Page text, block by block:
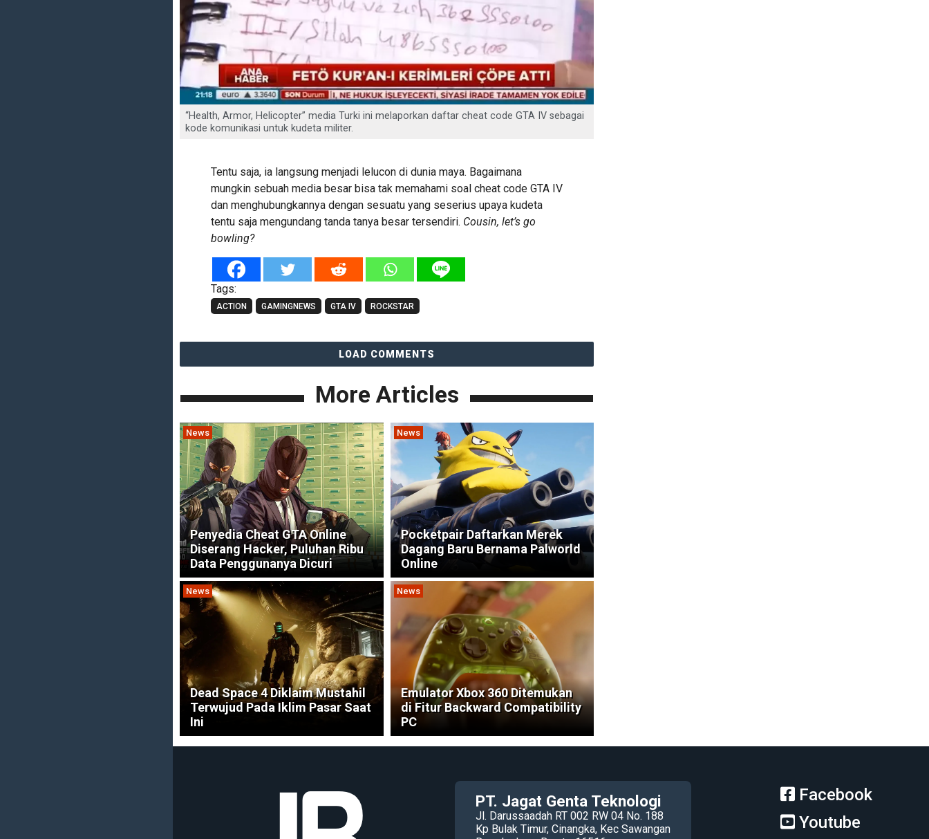
“Health, Armor, Helicopter” media Turki ini melaporkan daftar cheat code GTA IV sebagai
kode komunikasi untuk kudeta militer.
Tentu saja, ia langsung menjadi lelucon di dunia maya. Bagaimana
mungkin sebuah media besar bisa tak memahami soal cheat code GTA IV
dan menghubungkannya dengan sesuatu yang seserius upaya kudeta
tentu saja mengundang tanda tanya besar tersendiri. Cousin, let’s go
bowling?
Tags:
ACTION GAMINGNEWS GTA IV ROCKSTAR
LOAD COMMENTS
More Articles
News
Penyedia Cheat GTA Online
Diserang Hacker, Puluhan Ribu
Data Penggunanya Dicuri
News
Pocketpair Daftarkan Merek
Dagang Baru Bernama Palworld
Online
News
Dead Space 4 Diklaim Mustahil
Terwujud Pada Iklim Pasar Saat
Ini
News
Emulator Xbox 360 Ditemukan
di Fitur Backward Compatibility
PC
PT. Jagat Genta Teknologi
Jl. Darussaadah RT 002 RW 04 No. 188
Kp Bulak Timur, Cinangka, Kec Sawangan
Facebook
Youtube